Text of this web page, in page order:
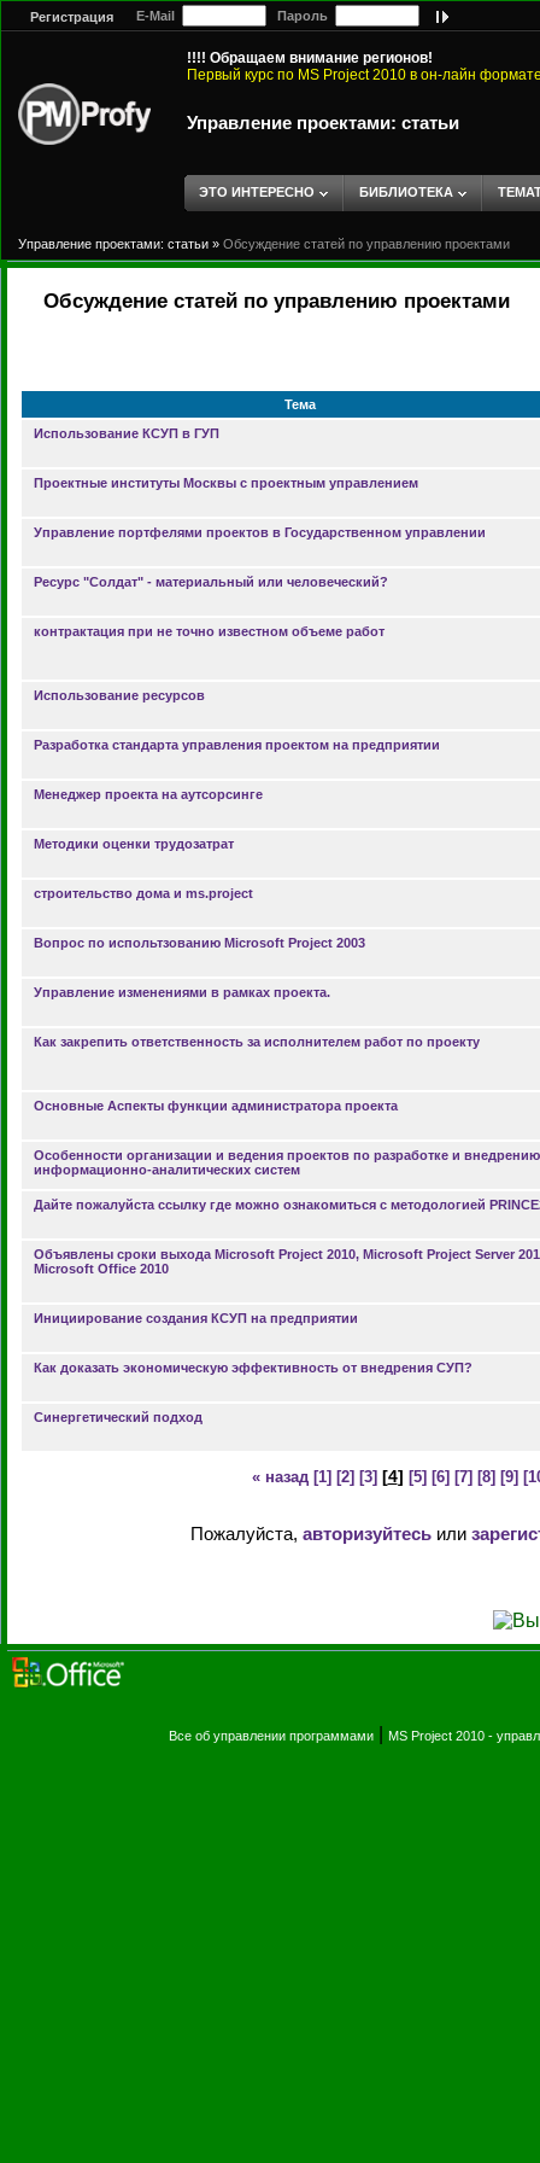
Регистрация E-Mail Пароль
!!!! Обращаем внимание регионов!
Первый курс по MS Project 2010 в он-лайн
Управление проектами: статьи
ЭТО ИНТЕРЕСНО БИБЛИОТЕКА
Управление проектами: статьи » Обсуждение статей по управлению проектами
Обсуждение статей по управлению проектами
Тема
Использование КСУП в ГУП
Проектные институты Москвы с проектным управлением
Управление портфелями проектов в Государственном управлении
Ресурс "Солдат" - материальный или человеческий?
контрактация при не точно известном объеме работ
Использование ресурсов
Разработка стандарта управления проектом на предприятии
Менеджер проекта на аутсорсинге
Методики оценки трудозатрат
строительство дома и ms.project
Вопрос по испольтзованию Microsoft Project 2003
Управление изменениями в рамках проекта.
Как закрепить ответственность за исполнителем работ по проекту
Основные Аспекты функции администратора проекта
Особенности организации и ведения проектов по разработке и внедрению
информационно-аналитических систем
Дайте пожалуйста ссылку где можно ознакомиться с методологией
Объявлены сроки выхода Microsoft Project 2010, Microsoft Project Server
Microsoft Office 2010
Инициирование создания КСУП на предприятии
Как доказать экономическую эффективность от внедрения СУП?
Синергетический подход
« назад [1] [2] [3] [4] [5] [6] [7] [8] [9]
Пожалуйста, авторизуйтесьили
Все об управлении программами MS Project 2010 -